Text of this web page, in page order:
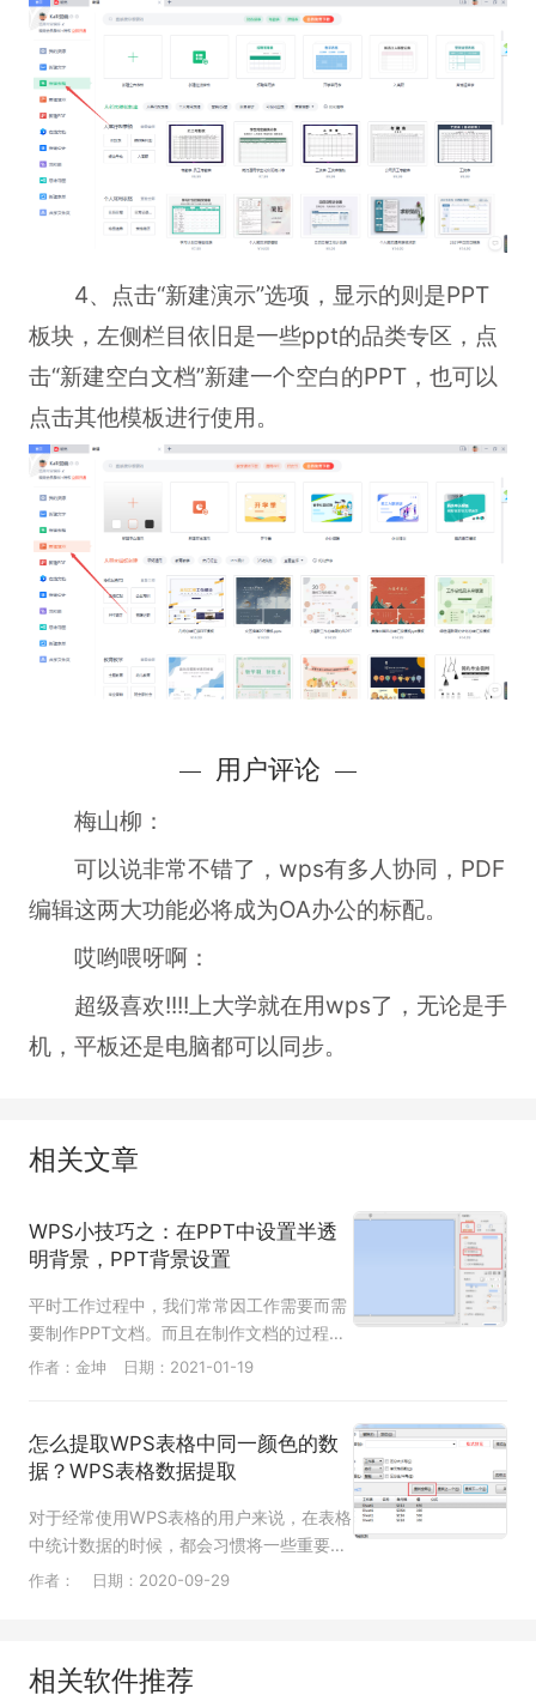
4、点击“新建演示”选项，显示的则是PPT
板块，左侧栏目依旧是一些ppt的品类专区，点
击“新建空白文档”新建一个空白的PPT，也可以
点击其他模板进行使用。
用户评论
梅山柳：
可以说非常不错了，wps有多人协同，PDF
编辑这两大功能必将成为OA办公的标配。
哎哟喂呀啊：
超级喜欢!!!!上大学就在用wps了，无论是手
机，平板还是电脑都可以同步。
相关文章
WPS小技巧之：在PPT中设置半透
明背景，PPT背景设置
平时工作过程中，我们常常因工作需要而需
要制作PPT文档。而且在制作文档的过程
中，我们又会感觉到一成不变的各种默认选
作者：金坤 日期：2021-01-19
怎么提取WPS表格中同一颜色的数
据？WPS表格数据提取
对于经常使用WPS表格的用户来说，在表格
中统计数据的时候，都会习惯将一些重要的
数据进行标红，这样在浏览表格的时候一眼
作者： 日期：2020-09-29
相关软件推荐